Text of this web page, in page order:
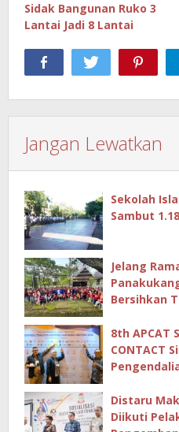
Sidak Bangunan Ruko 3
Lantai Jadi 8 Lantai
Jangan Lewatkan
Sekolah
Sambut
Jelang
Bersihkan
8th APCAT
CONTACT
Distaru
Diikuti